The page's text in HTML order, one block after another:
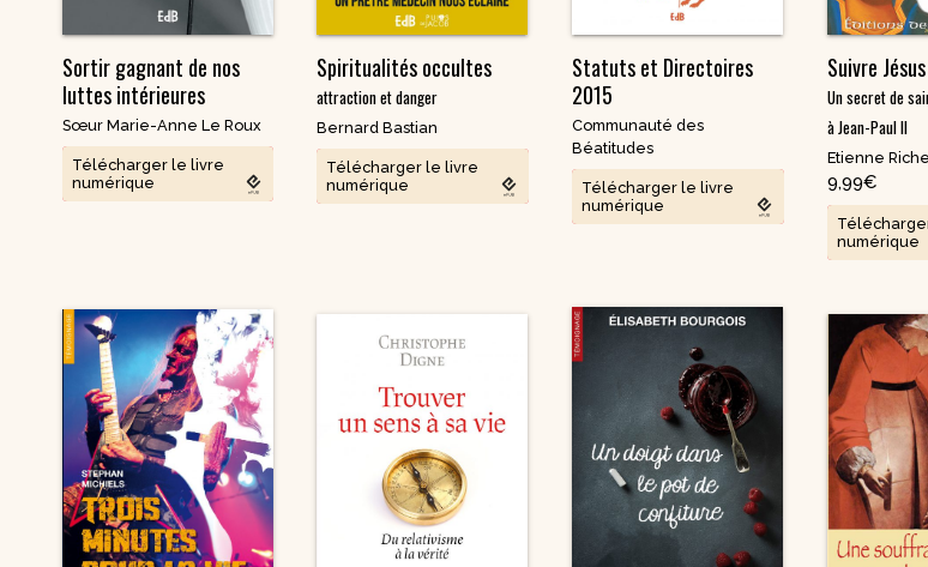
Sortir gagnant de nos
luttes intérieures
Sœur Marie-Anne Le Roux
Télécharger le livre
numérique
Spiritualités occultes
attraction et danger
Bernard Bastian
Télécharger le livre
numérique
Statuts et Directoires
2015
Communauté des
Béatitudes
Télécharger le livre
numérique
Suivre
Un secret de
à Jean-Paul II
Etienne
9,99€
numérique